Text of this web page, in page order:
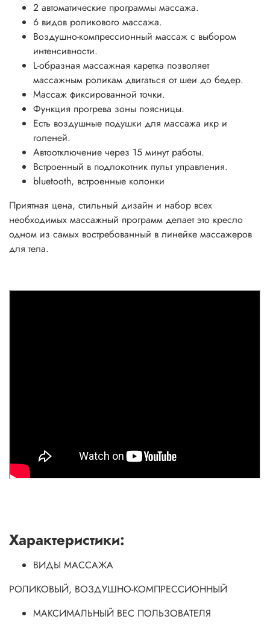
2 автоматические программы массажа.
6 видов роликового массажа.
Воздушно-компрессионный массаж с выбором
интенсивности.
L-образная массажная каретка позволяет
массажным роликам двигаться от шеи до бедер.
Массаж фиксированной точки.
Функция прогрева зоны поясницы.
Есть воздушные подушки для массажа икр и
голеней.
Автоотключение через 15 минут работы.
Встроенный в подлокотник пульт управления.
bluetooth, встроенные колонки
Приятная цена, стильный дизайн и набор всех
необходимых массажный программ делает это кресло
одном из самых востребованный в линейке массажеров
для тела.
Характеристики:
ВИДЫ МАССАЖА
РОЛИКОВЫЙ, ВОЗДУШНО-КОМПРЕССИОННЫЙ
МАКСИМАЛЬНЫЙ ВЕС ПОЛЬЗОВАТЕЛЯ